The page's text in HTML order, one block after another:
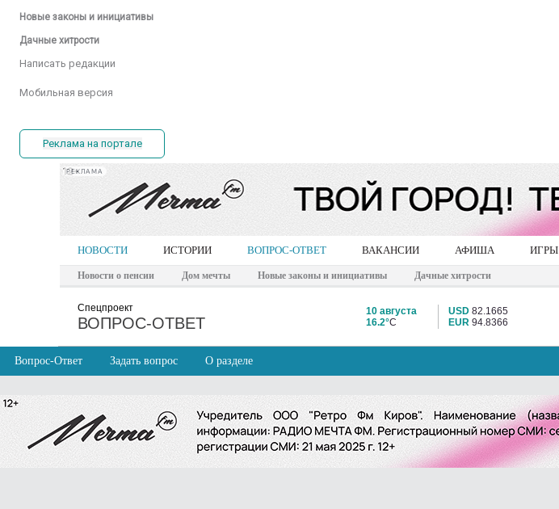
Новые законы и инициативы
Дачные хитрости
Написать редакции
Мобильная версия
Реклама на портале
РЕКЛАМА
НОВОСТИ ИСТОРИИ ВОПРОС-ОТВЕТ ВАКАНСИИ АФИША ИГРЫ
Новости о пенсии Дом мечты Новые законы и инициативы Дачные хитрости
Спецпроект
ВОПРОС-ОТВЕТ
10 августа
16.2°C
USD 82.1665
EUR 94.8366
Вопрос-Ответ Задать вопрос О разделе